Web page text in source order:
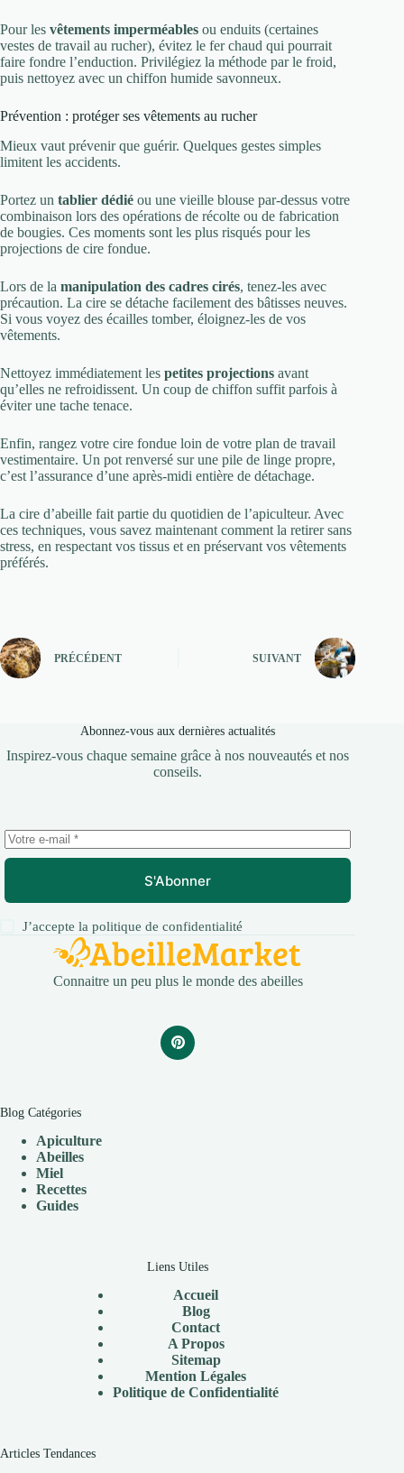
Pour les vêtements imperméables ou enduits (certaines
vestes de travail au rucher), évitez le fer chaud qui pourrait
faire fondre l’enduction. Privilégiez la méthode par le froid,
puis nettoyez avec un chiffon humide savonneux.
Prévention : protéger ses vêtements au rucher
Mieux vaut prévenir que guérir. Quelques gestes simples
limitent les accidents.
Portez un tablier dédié ou une vieille blouse par-dessus votre
combinaison lors des opérations de récolte ou de fabrication
de bougies. Ces moments sont les plus risqués pour les
projections de cire fondue.
Lors de la manipulation des cadres cirés, tenez-les avec
précaution. La cire se détache facilement des bâtisses neuves.
Si vous voyez des écailles tomber, éloignez-les de vos
vêtements.
Nettoyez immédiatement les petites projections avant
qu’elles ne refroidissent. Un coup de chiffon suffit parfois à
éviter une tache tenace.
Enfin, rangez votre cire fondue loin de votre plan de travail
vestimentaire. Un pot renversé sur une pile de linge propre,
c’est l’assurance d’une après-midi entière de détachage.
La cire d’abeille fait partie du quotidien de l’apiculteur. Avec
ces techniques, vous savez maintenant comment la retirer sans
stress, en respectant vos tissus et en préservant vos vêtements
préférés.
PRÉCÉDENT SUIVANT
Abonnez-vous aux dernières actualités
Inspirez-vous chaque semaine grâce à nos nouveautés et nos
conseils.
S'Abonner
J’accepte lapolitique de confidentialité
Connaitre un peu plus le monde des abeilles
Blog Catégories
Apiculture
Abeilles
Miel
Recettes
Guides
Liens Utiles
Accueil
Blog
Contact
A Propos
Sitemap
Mention Légales
Politique de Confidentialité
Articles Tendances